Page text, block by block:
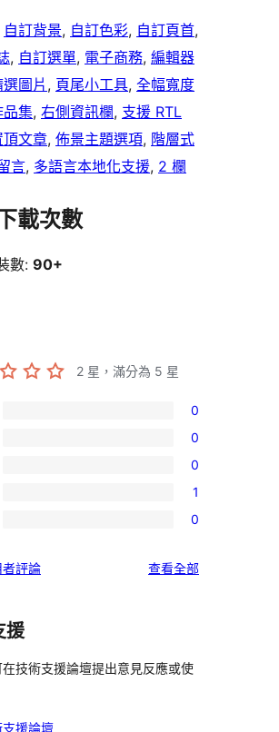
自訂背景, 自訂色彩, 自訂頁首
, 自訂選單, 電子商務, 編輯器
圖片 , 頁尾小工具, 全幅寬度
品集, 右側資訊欄, 支援 RTL
頂文章, 佈景主題選項, 階層式
言, 多語言本地化支援, 2 欄
載次數
數: 90+
2 星，滿分為 5 星
0
0
0
1
0
評論 查看全部使
援
技術支援論壇提出意見反應或使
援論壇